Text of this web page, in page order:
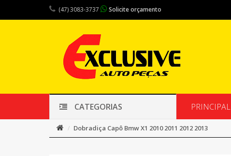
(47) 3083-3737 Solicite orçamento
CATEGORIAS PRINCIPAL
Dobradiça Capô Bmw X1 2010 2011 2012 2013